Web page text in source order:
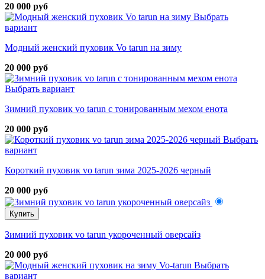
20 000 руб
Выбрать
вариант
Модный женский пуховик Vo tarun на зиму
20 000 руб
Выбрать вариант
Зимний пуховик vo tarun с тонированным мехом енота
20 000 руб
Выбрать
вариант
Короткий пуховик vo tarun зима 2025-2026 черный
20 000 руб
Купить
Зимний пуховик vo tarun укороченный оверсайз
20 000 руб
Выбрать
вариант